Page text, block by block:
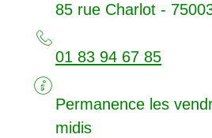
85 rue Charlot -
01 83 94 67 85
Permanence les
midis